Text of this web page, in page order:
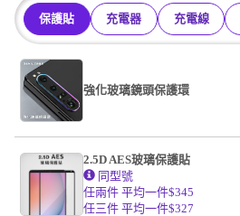
保護貼 充電器 充電線
強化玻璃鏡頭保護環
2.5D AES玻璃保護貼
同型號
任兩件 平均一件$345
任三件 平均一件$327